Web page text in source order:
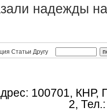
надежды
Статьи Другу
100701, КНР,
2,